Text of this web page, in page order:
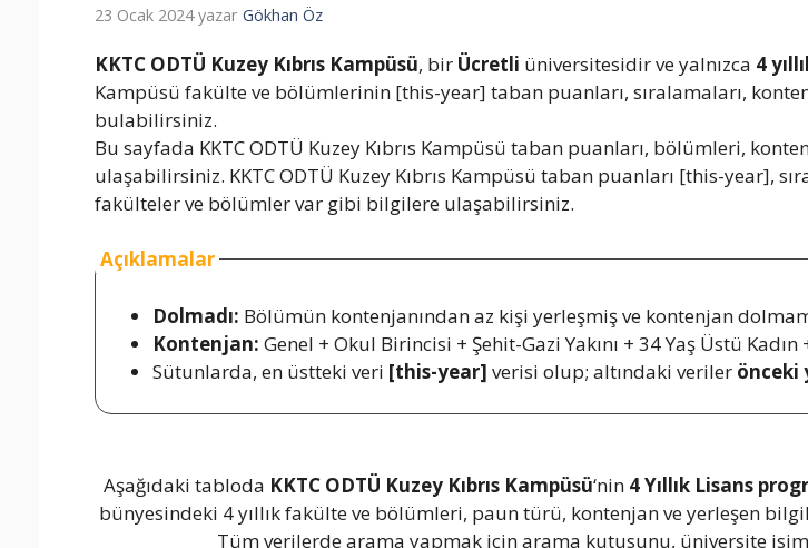
23 Ocak 2024 yazar Gökhan Öz
KKTC ODTÜ Kuzey Kıbrıs Kampüsü, bir Ücretli üniversitesidir ve yalnızca 4
Kampüsü fakülte ve bölümlerinin [this-year] taban puanları, sıralamaları,
bulabilirsiniz.
Bu sayfada KKTC ODTÜ Kuzey Kıbrıs Kampüsü taban puanları, bölümleri,
ulaşabilirsiniz. KKTC ODTÜ Kuzey Kıbrıs Kampüsü taban puanları [this-year],
fakülteler ve bölümler var gibi bilgilere ulaşabilirsiniz.
Açıklamalar
Dolmadı: Bölümün kontenjanından az kişi yerleşmiş ve kontenjan
Kontenjan: Genel + Okul Birincisi + Şehit-Gazi Yakını + 34 Yaş Üstü
Sütunlarda, en üstteki veri [this-year] verisi olup; altındaki veriler önceki
Aşağıdaki tabloda KKTC ODTÜ Kuzey Kıbrıs Kampüsü‘nin 4 Yıllık Lisans
bünyesindeki 4 yıllık fakülte ve bölümleri, paun türü, kontenjan ve yerleşen
Tüm verilerde arama yapmak için arama kutusunu, üniversite